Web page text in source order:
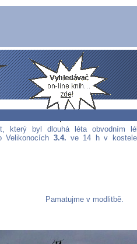
který byl dlouhá léta obvodním
Velikonocích 3.4.ve 14 h v
Pamatujme v modlitbě.